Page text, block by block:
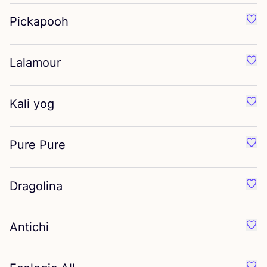
Pickapooh
Lalamour
Kali yog
Pure Pure
Dragolina
Antichi